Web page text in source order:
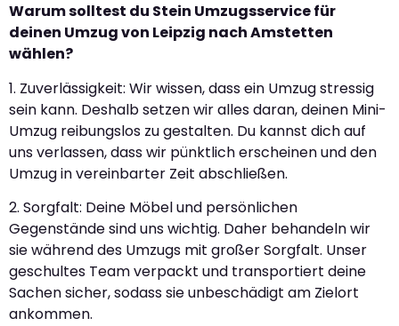
Warum solltest du Stein Umzugsservice für
deinen Umzug von Leipzig nach Amstetten
wählen?
1. Zuverlässigkeit: Wir wissen, dass ein Umzug stressig
sein kann. Deshalb setzen wir alles daran, deinen Mini-
Umzug reibungslos zu gestalten. Du kannst dich auf
uns verlassen, dass wir pünktlich erscheinen und den
Umzug in vereinbarter Zeit abschließen.
2. Sorgfalt: Deine Möbel und persönlichen
Gegenstände sind uns wichtig. Daher behandeln wir
sie während des Umzugs mit großer Sorgfalt. Unser
geschultes Team verpackt und transportiert deine
Sachen sicher, sodass sie unbeschädigt am Zielort
ankommen.